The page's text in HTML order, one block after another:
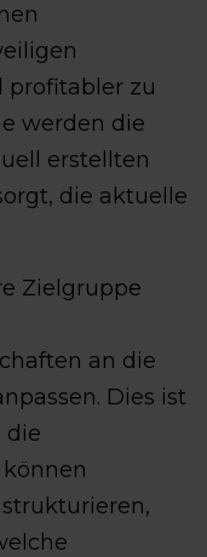
profitabler zu
werden die
erstellten
die aktuelle
Zielgruppe
an die
Dies ist
die